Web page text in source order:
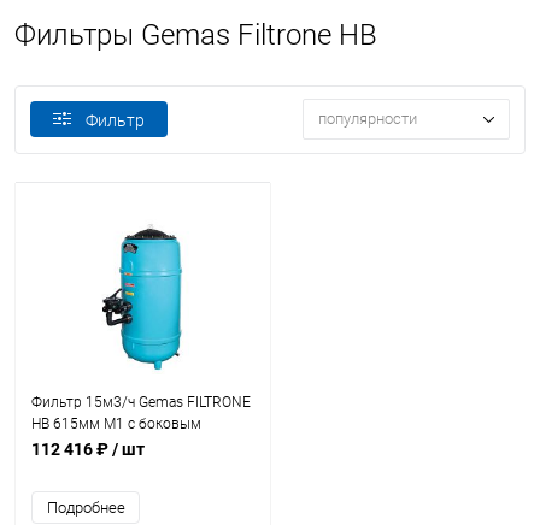
Фильтры Gemas Filtrone HB
Фильтр популярности
Фильтр 15м3/ч Gemas FILTRONE
HB 615мм М1 с боковым
вентилем 1 1/2" (021813HB)
112 416 ₽/ шт
Подробнее